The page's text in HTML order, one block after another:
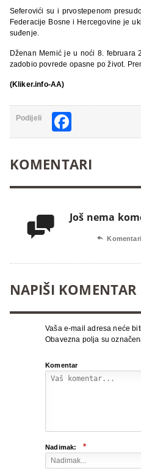
Seferovići su i prvostepenom
Federacije Bosne i Hercegovine je
suđenje.
Dženan Memić je u noći 8. februara
zadobio povrede opasne po život.
(Kliker.info-AA)
Podijeli
KOMENTARI
 Još nema

NAPIŠI KOMENTAR
Vaša e-mail adresa neće
Obavezna polja su
Komentar
Nadimak: *